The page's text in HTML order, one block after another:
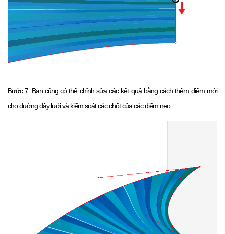
Bước 7: Bạn cũng có thể chỉnh sửa các kết quả bằng cách thêm điểm mới
cho đường dây lưới và kiểm soát các chốt của các điểm neo